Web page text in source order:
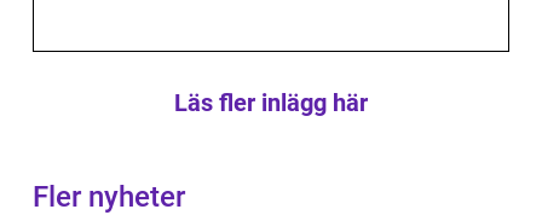
Läs fler inlägg här
Fler nyheter